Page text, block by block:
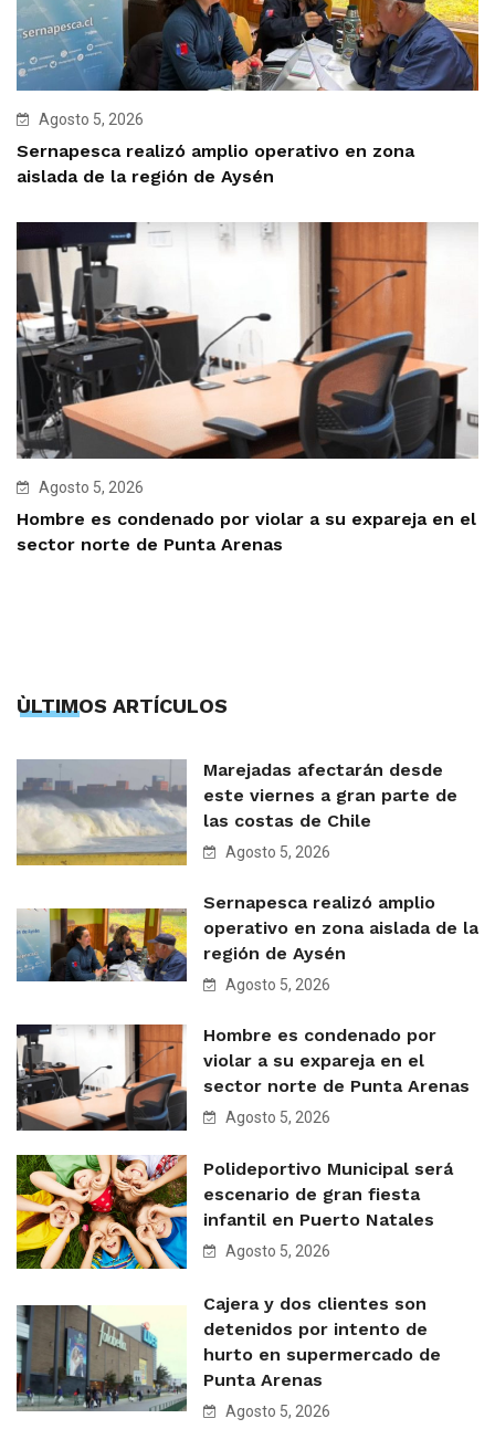
Agosto 5, 2026
Sernapesca realizó amplio operativo en zona
aislada de la región de Aysén
Agosto 5, 2026
Hombre es condenado por violar a su expareja en el
sector norte de Punta Arenas
ÙLTIMOS ARTÍCULOS
Marejadas afectarán desde
este viernes a gran parte de
las costas de Chile
Agosto 5, 2026
Sernapesca realizó amplio
operativo en zona aislada de la
región de Aysén
Agosto 5, 2026
Hombre es condenado por
violar a su expareja en el
sector norte de Punta Arenas
Agosto 5, 2026
Polideportivo Municipal será
escenario de gran fiesta
infantil en Puerto Natales
Agosto 5, 2026
Cajera y dos clientes son
detenidos por intento de
hurto en supermercado de
Punta Arenas
Agosto 5, 2026